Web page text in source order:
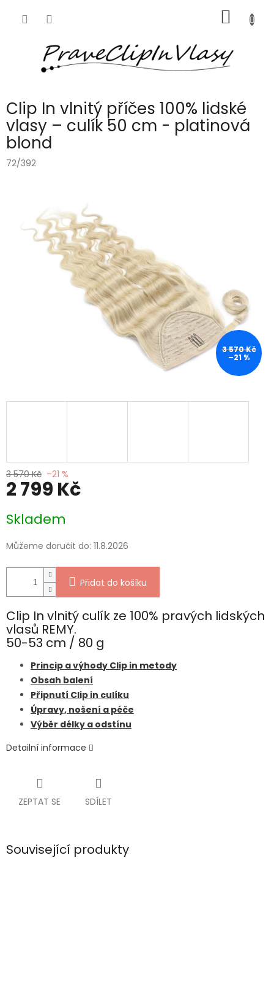
KOŠÍK
Clip In vlnitý příčes 100% lidské
vlasy – culík 50 cm - platinová
blond
72/392
3 570 Kč
–21 %
3 570 Kč –21 %
2 799 Kč
cena:
Skladem
Můžeme doručit do: 11.8.2026
Přidat do košíku
Clip In vlnitý culík ze 100% pravých lidských
vlasů REMY.
50-53 cm / 80 g
Princip a výhody Clip in metody
Obsah balení
Připnutí Clip in culíku
Úpravy, nošení a péče
Výběr délky a odstínu
Detailní informace
ZEPTAT SE SDÍLET
Související produkty